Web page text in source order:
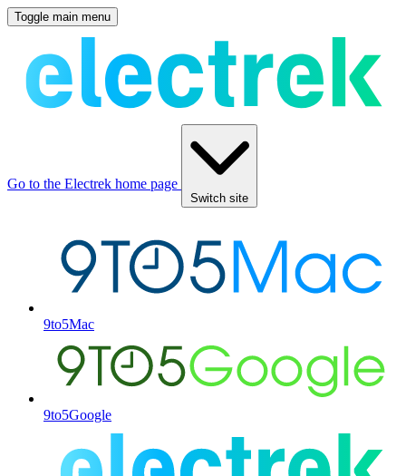
Toggle main menu
Go to the Electrek home page
Switch site
9to5Mac
9to5Google